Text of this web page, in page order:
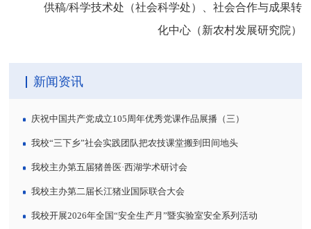
供稿/科学技术处（社会科学处）、社会合作与成果转
化中心（新农村发展研究院）
新闻资讯
庆祝中国共产党成立105周年优秀党课作品展播（三）
我校“三下乡”社会实践团队把农技课堂搬到田间地头
我校主办第五届猪兽医·西湖学术研讨会
我校主办第二届长江猪业国际联合大会
我校开展2026年全国“安全生产月”暨实验室安全系列活动